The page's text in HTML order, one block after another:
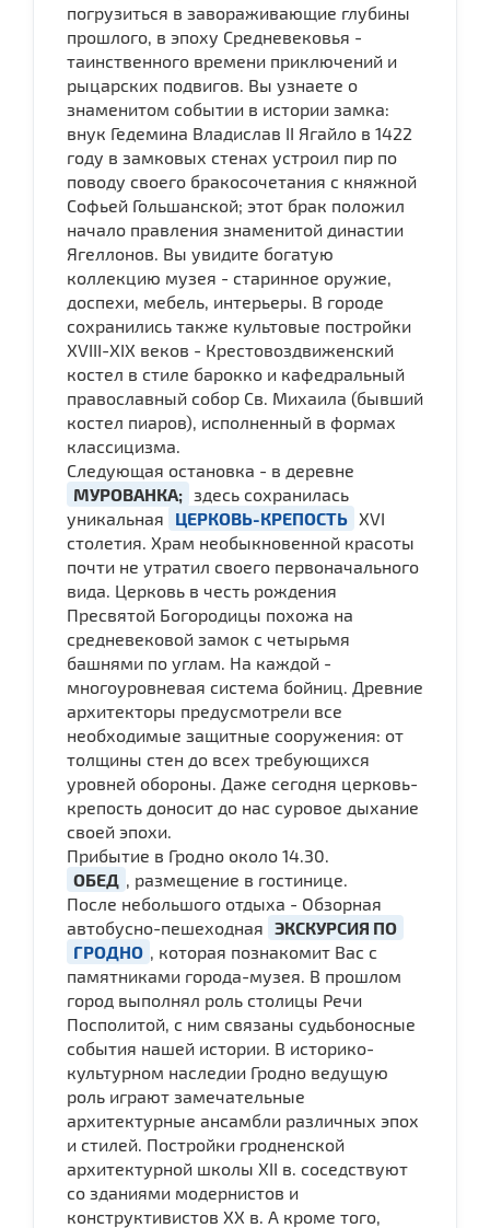
погрузиться в завораживающие глубины
прошлого, в эпоху Средневековья -
таинственного времени приключений и
рыцарских подвигов. Вы узнаете о
знаменитом событии в истории замка:
внук Гедемина Владислав II Ягайло в 1422
году в замковых стенах устроил пир по
поводу своего бракосочетания с княжной
Софьей Гольшанской; этот брак положил
начало правления знаменитой династии
Ягеллонов. Вы увидите богатую
коллекцию музея - старинное оружие,
доспехи, мебель, интерьеры. В городе
сохранились также культовые постройки
ХVIII-XIX веков - Крестовоздвиженский
костел в стиле барокко и кафедральный
православный собор Св. Михаила (бывший
костел пиаров), исполненный в формах
классицизма.
Следующая остановка - в деревне
МУРОВАНКА; здесь сохранилась
уникальная
ЦЕРКОВЬ-КРЕПОСТЬ ХVI
столетия. Храм необыкновенной красоты
почти не утратил своего первоначального
вида. Церковь в честь рождения
Пресвятой Богородицы похожа на
средневековой замок с четырьмя
башнями по углам. На каждой -
многоуровневая система бойниц. Древние
архитекторы предусмотрели все
необходимые защитные сооружения: от
толщины стен до всех требующихся
уровней обороны. Даже сегодня церковь-
крепость доносит до нас суровое дыхание
своей эпохи.
Прибытие в Гродно около 14.30.
ОБЕД
, размещение в гостинице.
После небольшого отдыха - Обзорная
автобусно-пешеходная ЭКСКУРСИЯ ПО
ГРОДНО
, которая познакомит Вас с
памятниками города-музея. В прошлом
город выполнял роль столицы Речи
Посполитой, с ним связаны судьбоносные
события нашей истории. В историко-
культурном наследии Гродно ведущую
роль играют замечательные
архитектурные ансамбли различных эпох
и стилей. Постройки гродненской
архитектурной школы XII в. соседствуют
со зданиями модернистов и
конструктивистов XX в. А кроме того,